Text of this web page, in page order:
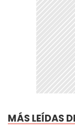
MÁS LEÍDAS